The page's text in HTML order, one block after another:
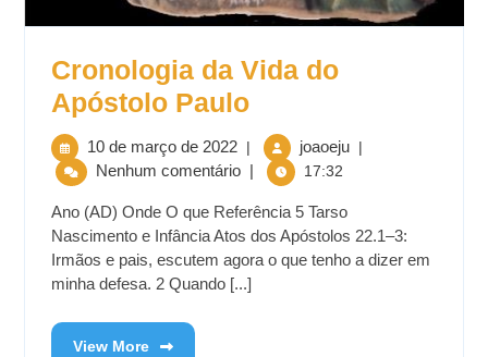
Cronologia da Vida do
Apóstolo Paulo
10 de março de 2022 | joaoeju |
Nenhum comentário | 17:32
Ano (AD) Onde O que Referência 5 Tarso
Nascimento e Infância Atos dos Apóstolos 22.1–3:
Irmãos e pais, escutem agora o que tenho a dizer em
minha defesa. 2 Quando [...]
View More